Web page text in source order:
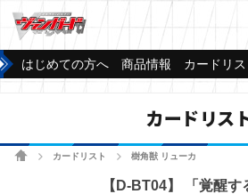
はじめての方へ 商品情報 カードリス
カードリス
ホームカードリスト 樹角獣 リューカ
【D-BT04】 「覚醒す